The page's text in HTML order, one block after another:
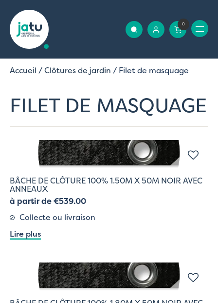
0
Accueil /Clôtures de jardin / Filet de masquage
FILET DE MASQUAGE
BÂCHE DE CLÔTURE 100% 1.50M X 50M NOIR AVEC
ANNEAUX
à partir de €539.00
Collecte ou livraison
Lire plus